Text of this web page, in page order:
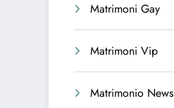
Matrimoni Gay
Matrimoni Vip
Matrimonio News